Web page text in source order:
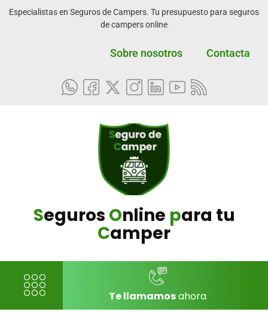
Especialistas en Seguros de Campers. Tu presupuesto para seguros
de campers online
Sobre nosotros Contacta
Seguros Online para tu
Camper
Te llamamosahora